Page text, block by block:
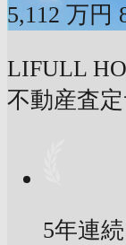
5,112 万円
LIFULL
不動産査
5年連